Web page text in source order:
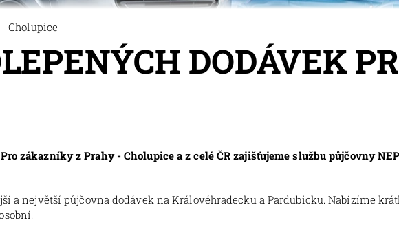
- Cholupice
DODÁVEK
zákazníky z Prahy - Cholupice a z celé ČR zajišťujeme službu půjčovny
a největší půjčovna dodávek na Královéhradecku a Pardubicku. Nabízíme